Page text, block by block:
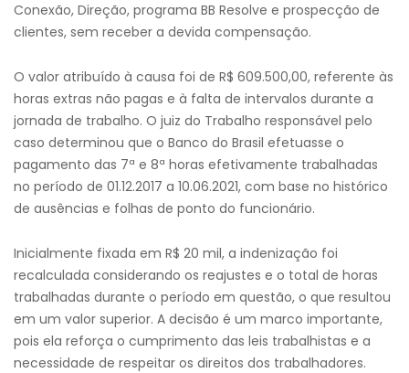
Conexão, Direção, programa BB Resolve e prospecção de
clientes, sem receber a devida compensação.
O valor atribuído à causa foi de R$ 609.500,00, referente às
horas extras não pagas e à falta de intervalos durante a
jornada de trabalho. O juiz do Trabalho responsável pelo
caso determinou que o Banco do Brasil efetuasse o
pagamento das 7ª e 8ª horas efetivamente trabalhadas
no período de 01.12.2017 a 10.06.2021, com base no histórico
de ausências e folhas de ponto do funcionário.
Inicialmente fixada em R$ 20 mil, a indenização foi
recalculada considerando os reajustes e o total de horas
trabalhadas durante o período em questão, o que resultou
em um valor superior. A decisão é um marco importante,
pois ela reforça o cumprimento das leis trabalhistas e a
necessidade de respeitar os direitos dos trabalhadores.